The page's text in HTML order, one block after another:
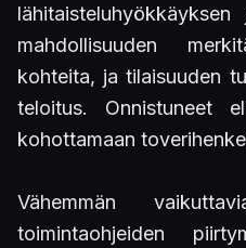
mahdollisuuden
kohteita, ja tilaisuuden
teloitus. Onnistuneet
kohottamaan
Vähemmän
toimintaohjeiden